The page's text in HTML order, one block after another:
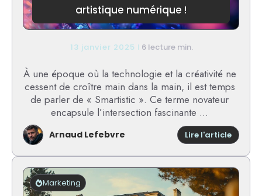
artistique numérique !
13 janvier 2025 6 lecture min.
À une époque où la technologie et la créativité ne
cessent de croître main dans la main, il est temps
de parler de « Smartistic ». Ce terme novateur
encapsule l’intersection fascinante ...
Arnaud Lefebvre Lire l'article:
:
la
du
Marketing